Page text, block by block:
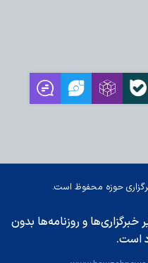
حوزه محفوظ است.
خبرگزاری‌ها و روزنامه‌ها بدون
است.